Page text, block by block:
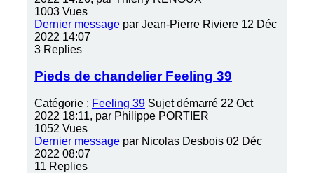
1003 Vues
Dernier message par Jean-Pierre Riviere 12 Déc
2022 14:07
3 Replies
Pieds de chandelier Feeling 39
Catégorie : Feeling 39 Sujet démarré 22 Oct
2022 18:11, par Philippe PORTIER
1052 Vues
Dernier message par Nicolas Desbois 02 Déc
2022 08:07
11 Replies